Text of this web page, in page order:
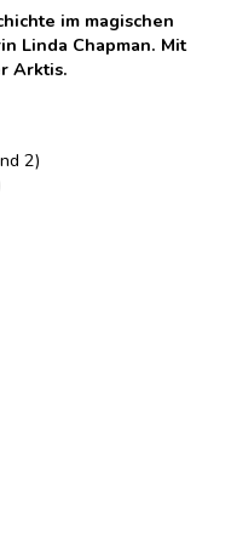
im magischen
Linda Chapman. Mit
Arktis.
2)